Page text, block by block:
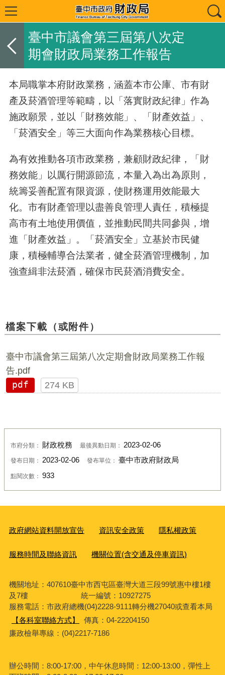
臺中市議會第三屆第八次定
期會財政局業務工作報告
本局職掌本府財政業務，涵蓋本市公庫、市有財
產及菸酒管理等範疇，以「落實財政紀律」作為
施政願景，並以「財務效能」、「財產效益」、
「菸酒安全」等三大面向作為業務核心目標。
為有效推動各項市政業務，兼顧財政紀律，「財
務效能」以厲行開源節流，本量入為出為原則，
統籌妥善配置有限資源，使財務運用效能最大
化。市有財產管理以盡善良管理人責任，積極提
高市有土地使用價值，並推動民間共同參與，增
進「財產效益」。「菸酒安全」立基於市民健
康，積極輔導合法業者，健全菸酒管理機制，加
強查緝非法菸酒，確保市民菸酒消費安全。
檔案下載（或附件）
臺中市議會第三屆第八次定期會財政局業務工作報
告.pdf
pdf
274 KB
市府分類： 財政稅務 最後異動日期： 2023-02-06
發布日期： 2023-02-06 發布單位： 臺中市政府財政局
點閱次數： 933
政府網站資料開放宣告 資訊安全政策 隱私權政策
服務時間及聯絡資訊 機關位置(含交通及停車資訊)
機關地址：407610臺中市西屯區臺灣大道三段99號惠中樓1樓
及7樓 統一編號：10927275
服務電話：市政府總機(04)2228-9111轉分機27040或查看本局
【各科室聯絡方式】
傳真：04-22204150
廉政檢舉專線：(04)2217-7186
辦公時間：8:00-17:00，中午休息時間：12:00-13:00，彈性上